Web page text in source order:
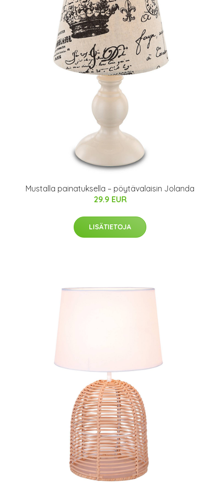
Mustalla painatuksella – pöytävalaisin Jolanda
29.9 EUR
LISÄTIETOJA